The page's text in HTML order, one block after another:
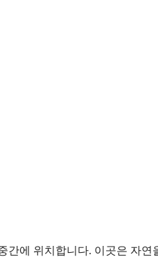
간에 위치합니다. 이곳은 자연